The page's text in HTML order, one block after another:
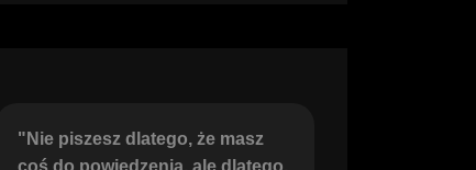
"Nie piszesz dlatego, że masz
coś do powiedzenia, ale dlatego,